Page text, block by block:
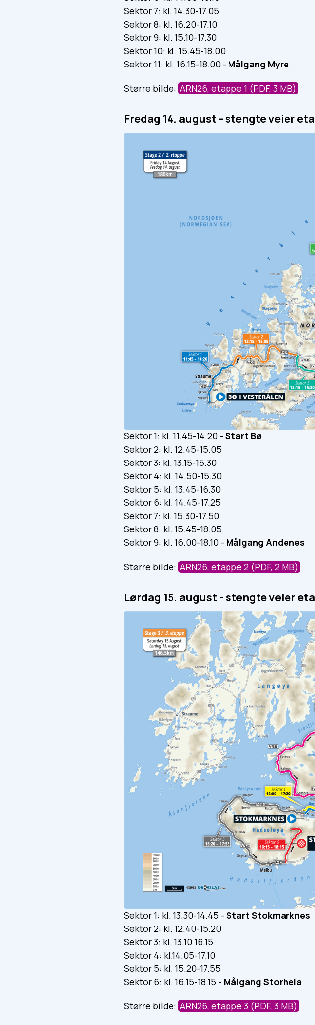
Sektor 7: kl. 14.30-17.05
Sektor 8: kl. 16.20-17.10
Sektor 9: kl. 15.10-17.30
Sektor 10: kl. 15.45-18.00
Sektor 11: kl. 16.15-18.00 - Målgang Myre
Større bilde: ARN26, etappe 1 (PDF, 3 MB)
Fredag 14. august - stengte veier
Sektor 1: kl. 11.45-14.20 - Start Bø
Sektor 2: kl. 12.45-15.05
Sektor 3: kl. 13.15-15.30
Sektor 4: kl. 14.50-15.30
Sektor 5: kl. 13.45-16.30
Sektor 6: kl. 14.45-17.25
Sektor 7: kl. 15.30-17.50
Sektor 8: kl. 15.45-18.05
Sektor 9: kl. 16.00-18.10 - Målgang Andenes
Større bilde: ARN26, etappe 2 (PDF, 2 MB)
Lørdag 15. august - stengte veier
Sektor 1: kl. 13.30-14.45 - Start Stokmarknes
Sektor 2: kl. 12.40-15.20
Sektor 3: kl. 13.10 16.15
Sektor 4: kl.14.05-17.10
Sektor 5: kl. 15.20-17.55
Sektor 6: kl. 16.15-18.15 - Målgang Storheia
Større bilde: ARN26, etappe 3 (PDF, 3 MB)